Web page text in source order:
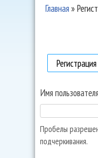
Главная»
Регистрация
Имя пользователя
Пробелы
подчеркивания.